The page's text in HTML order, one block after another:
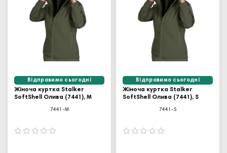
Відправимо сьогодні
Жіноча куртка Stalker
SoftShell Олива (7441), M
7441-M
Відправимо сьогодні
Жіноча куртка Stalker
SoftShell Олива (7441), S
7441-S